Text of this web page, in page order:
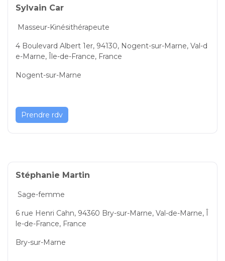
Sylvain Car
Masseur-Kinésithérapeute
4 Boulevard Albert 1er, 94130, Nogent-sur-Marne, Val-d
e-Marne, Île-de-France, France
Nogent-sur-Marne
Prendre rdv
Stéphanie Martin
Sage-femme
6 rue Henri Cahn, 94360 Bry-sur-Marne, Val-de-Marne, Î
le-de-France, France
Bry-sur-Marne